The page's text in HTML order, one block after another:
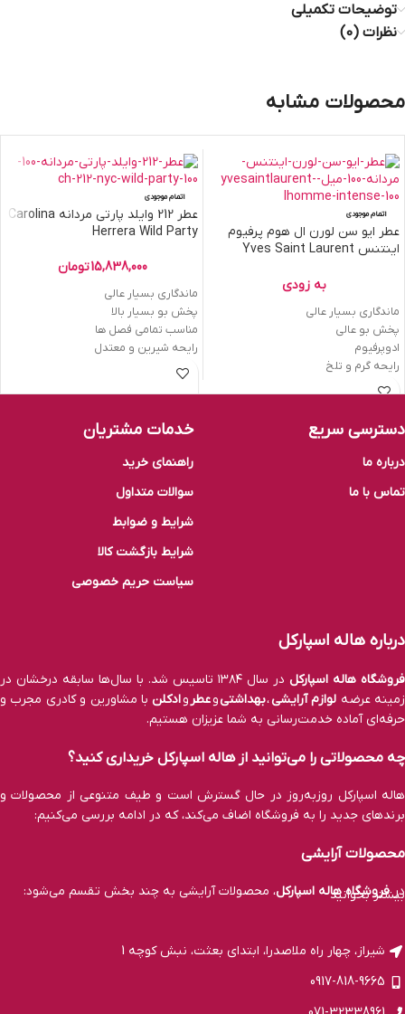
توضیحات تکمیلی
نظرات (0)
محصولات مشابه
اتمام موجودی
عطر ایو سن لورن ال هوم پرفیوم
اینتنس Yves Saint Laurent
به زودی
ماندگاری بسیار عالی
پخش بو عالی
ادوپرفیوم
رایحه گرم و تلخ
اتمام موجودی
عطر 212 وایلد پارتی مردانه Carolina
Herrera Wild Party
15,838,000تومان
ماندگاری بسیار عالی
پخش بو بسیار بالا
مناسب تمامی فصل ها
رایحه شیرین و معتدل
دسترسی سریع
درباره ما
تماس با ما
خدمات مشتریان
راهنمای خرید
سوالات متداول
شرایط و ضوابط
شرایط بازگشت کالا
سیاست حریم خصوصی
درباره هاله اسپارکل
فروشگاه هاله اسپارکل
در سال ۱۳۸۴ تاسیس شد. با سال‌ها سابقه درخشان در
زمینه عرضه لوازم آرایشی،بهداشتیوعطروادکلن با مشاورین و کادری مجرب و
حرفه‌ای آماده خدمت‌رسانی به شما عزیزان هستیم.
چه محصولاتی را می‌توانید از هاله اسپارکل خریداری کنید؟
هاله اسپارکل روزبه‌روز در حال گسترش است و طیف متنوعی از محصولات و
برند‌های جدید را به فروشگاه اضاف می‌کند، که در ادامه بررسی می‌کنیم:
محصولات آرایشی
درفروشگاه هاله اسپارکل، محصولات آرایشی به چند بخش تقسم می‌شود:
هایلایتر، کانتور و فیکساتور آرایش.
آرایش چشم: ریمل، سایه چشم، مداد چشم، خط چشم و لنز.
بیشتر بخوانید
شیراز، چهار راه ملاصدرا، ابتدای بعثت، نبش کوچه 1
0917-818-9665